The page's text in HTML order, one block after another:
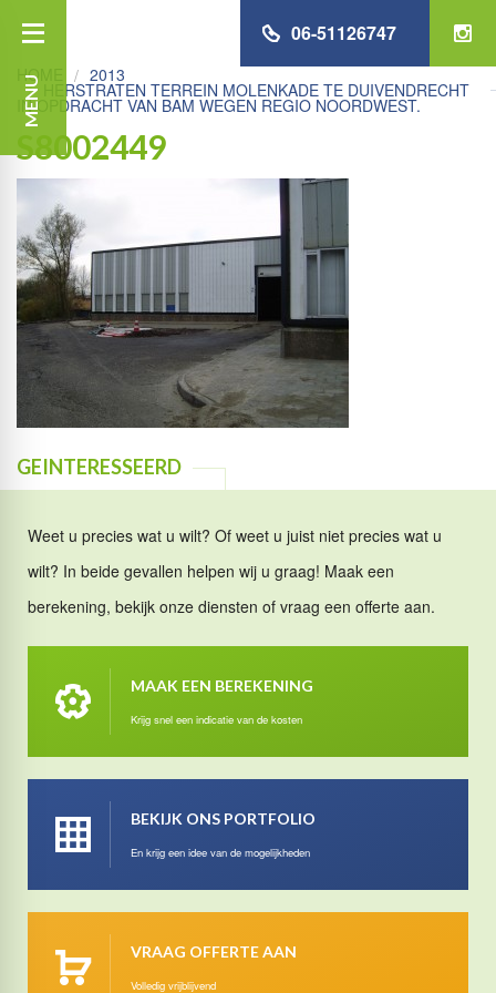
MENU
06-51126747
HOME 2013
HERSTRATEN TERREIN MOLENKADE TE DUIVENDRECHT
IN OPDRACHT VAN BAM WEGEN REGIO NOORDWEST.
S8002449
GEINTERESSEERD
Weet u precies wat u wilt? Of weet u juist niet precies wat u
wilt? In beide gevallen helpen wij u graag! Maak een
berekening, bekijk onze diensten of vraag een offerte aan.
MAAK EEN BEREKENING
Krijg snel een indicatie van de kosten
BEKIJK ONS PORTFOLIO
En krijg een idee van de mogelijkheden
VRAAG OFFERTE AAN
Volledig vrijblijvend